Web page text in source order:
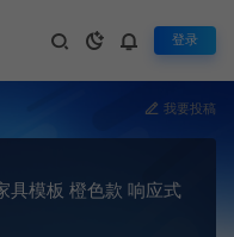
登录
我要投稿
具模板 橙色款 响应式